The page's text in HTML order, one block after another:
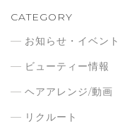
CATEGORY
お知らせ・イベント
ビューティー情報
ヘアアレンジ/動画
リクルート